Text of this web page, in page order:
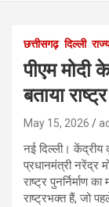
छत्तीसगढ़ दिल्ली
पीएम मोदी
बताया
May 15, 2026
नई दिल्ली। केंद्रीय
प्रधानमंत्री नरेंद्र
राष्ट्र पुनर्निर्माण
राष्ट्रभक्त हैं, जो